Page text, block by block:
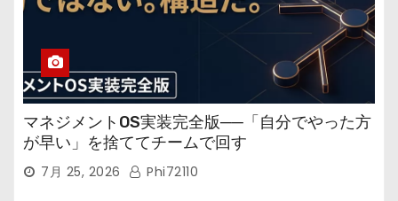
マネジメントOS実装完全版──「自分でやった方
が早い」を捨ててチームで回す
7月 25, 2026 Phi72110